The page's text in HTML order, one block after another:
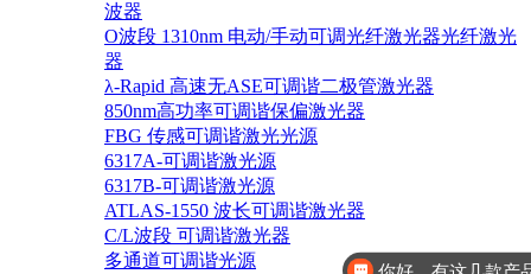
波器
O波段 1310nm 电动/手动可调光纤激光器光纤激光
器
λ-Rapid 高速无ASE可调谐二极管激光器
850nm高功率可调谐保偏激光器
FBG 传感可调谐激光光源
6317A-可调谐激光源
6317B-可调谐激光源
ATLAS-1550 波长可调谐激光器
C/L波段 可调谐激光器
多通道可调谐光源